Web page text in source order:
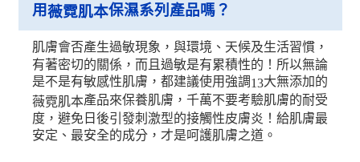
用薇霓肌本保濕系列產品嗎？
肌膚會否產生過敏現象，與環境、天候及生活習慣，
有著密切的關係，而且過敏是有累積性的！所以無論
是不是有敏感性肌膚，都建議使用強調13大無添加的
薇霓肌本產品來保養肌膚，千萬不要考驗肌膚的耐受
度，避免日後引發刺激型的接觸性皮膚炎！給肌膚最
安定、最安全的成分，才是呵護肌膚之道。